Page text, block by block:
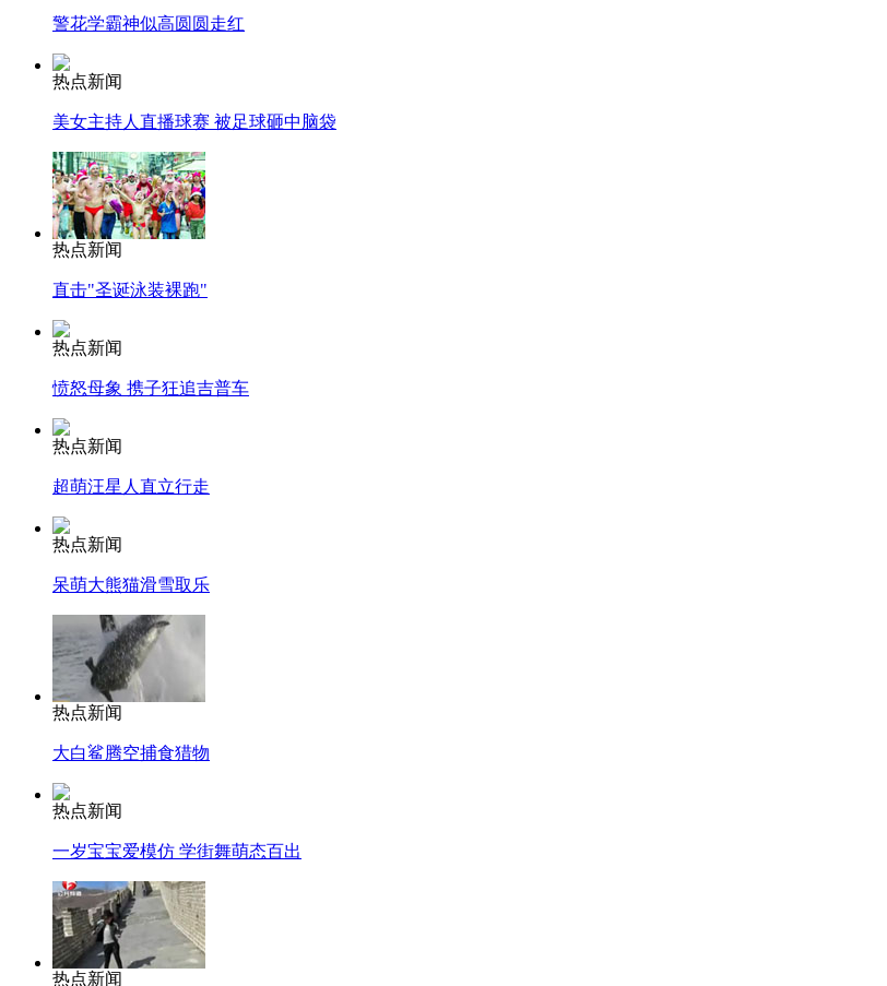
警花学霸神似高圆圆走红
热点新闻
美女主持人直播球赛 被足球砸中脑袋
热点新闻
直击"圣诞泳装裸跑"
热点新闻
愤怒母象 携子狂追吉普车
热点新闻
超萌汪星人直立行走
热点新闻
呆萌大熊猫滑雪取乐
热点新闻
大白鲨腾空捕食猎物
热点新闻
一岁宝宝爱模仿 学街舞萌态百出
热点新闻